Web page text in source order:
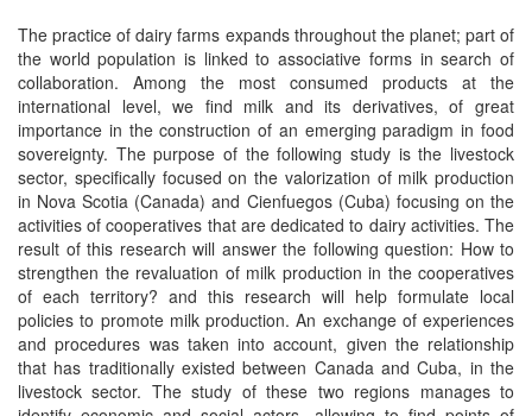
The practice of dairy farms expands throughout the planet; part of
the world population is linked to associative forms in search of
collaboration. Among the most consumed products at the
international level, we find milk and its derivatives, of great
importance in the construction of an emerging paradigm in food
sovereignty. The purpose of the following study is the livestock
sector, specifically focused on the valorization of milk production
in Nova Scotia (Canada) and Cienfuegos (Cuba) focusing on the
activities of cooperatives that are dedicated to dairy activities. The
result of this research will answer the following question: How to
strengthen the revaluation of milk production in the cooperatives
of each territory? and this research will help formulate local
policies to promote milk production. An exchange of experiences
and procedures was taken into account, given the relationship
that has traditionally existed between Canada and Cuba, in the
livestock sector. The study of these two regions manages to